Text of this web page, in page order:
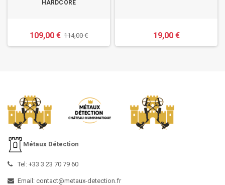
HARDCORE
109,00 € 114,00 € 19,00 €
Métaux Détection
Tel: +33 3 23 70 79 60
Email: contact@metaux-detection.fr